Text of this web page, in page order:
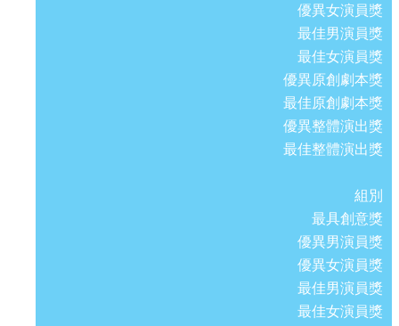
優異女演員獎
最佳男演員獎
最佳女演員獎
優異原創劇本獎
最佳原創劇本獎
優異整體演出獎
最佳整體演出獎
組別
最具創意獎
優異男演員獎
優異女演員獎
最佳男演員獎
最佳女演員獎